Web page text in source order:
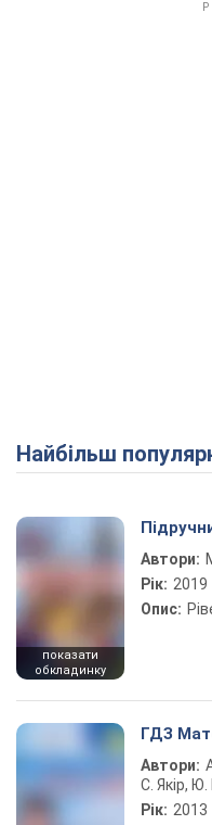
Найбільш
показати
обкладинку
Автори:
Рік: 2019
Опис:
ГДЗ
Автори:
С. Якір,
Рік: 2013